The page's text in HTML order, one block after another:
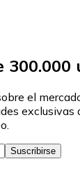
300.000
el
exclusivas
Suscribirse